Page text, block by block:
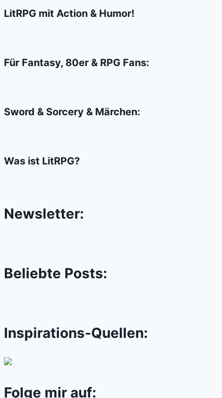
Dragons
Wizkids
LitRPG mit Action & Humor!
Für Fantasy, 80er & RPG Fans:
Sword & Sorcery & Märchen:
Was ist LitRPG?
Newsletter:
Beliebte Posts:
Inspirations-Quellen:
Folge mir auf: